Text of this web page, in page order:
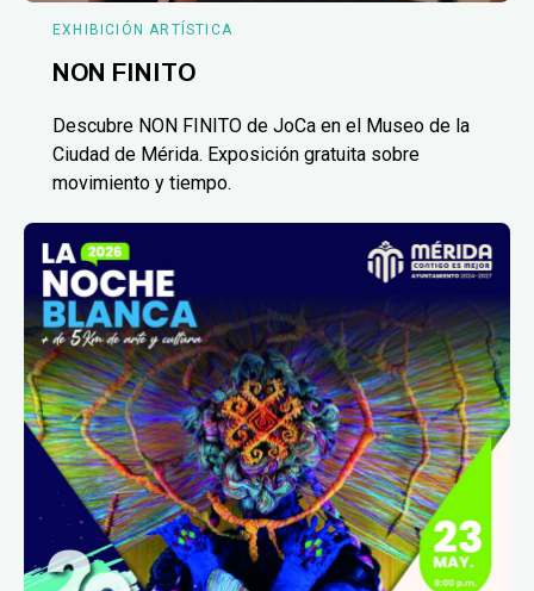
EXHIBICIÓN ARTÍSTICA
NON FINITO
Descubre NON FINITO de JoCa en el Museo de la
Ciudad de Mérida. Exposición gratuita sobre
movimiento y tiempo.